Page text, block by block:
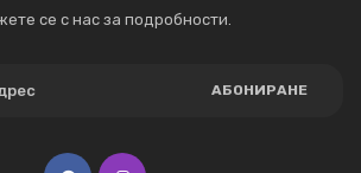
се с нас за подробности.
АБОНИРАНЕ